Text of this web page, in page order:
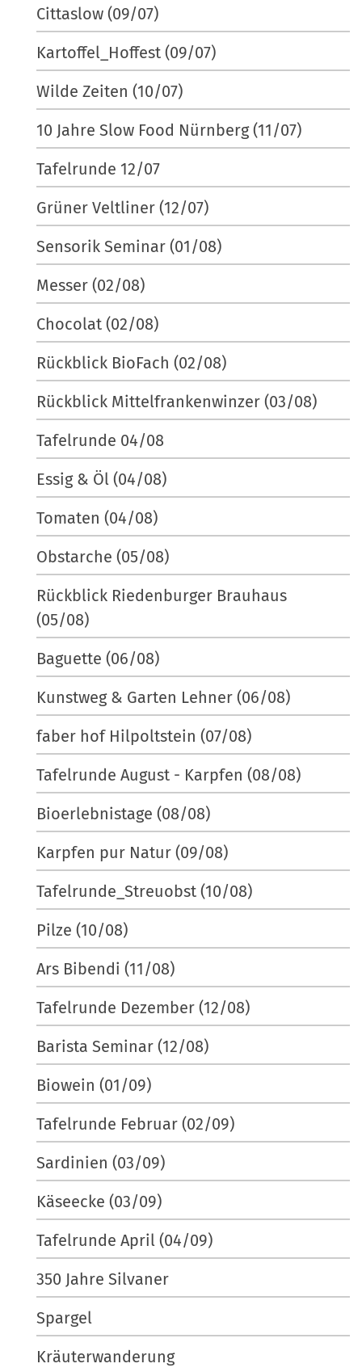
Cittaslow (09/07)
Kartoffel_Hoffest (09/07)
Wilde Zeiten (10/07)
10 Jahre Slow Food Nürnberg (11/07)
Tafelrunde 12/07
Grüner Veltliner (12/07)
Sensorik Seminar (01/08)
Messer (02/08)
Chocolat (02/08)
Rückblick BioFach (02/08)
Rückblick Mittelfrankenwinzer (03/08)
Tafelrunde 04/08
Essig & Öl (04/08)
Tomaten (04/08)
Obstarche (05/08)
Rückblick Riedenburger Brauhaus
(05/08)
Baguette (06/08)
Kunstweg & Garten Lehner (06/08)
faber hof Hilpoltstein (07/08)
Tafelrunde August - Karpfen (08/08)
Bioerlebnistage (08/08)
Karpfen pur Natur (09/08)
Tafelrunde_Streuobst (10/08)
Pilze (10/08)
Ars Bibendi (11/08)
Tafelrunde Dezember (12/08)
Barista Seminar (12/08)
Biowein (01/09)
Tafelrunde Februar (02/09)
Sardinien (03/09)
Käseecke (03/09)
Tafelrunde April (04/09)
350 Jahre Silvaner
Spargel
Kräuterwanderung